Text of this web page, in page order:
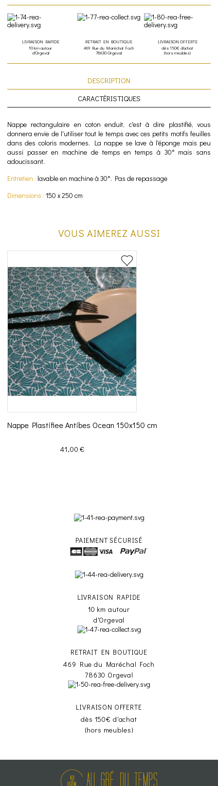
LIVRAISON RAPIDE
10 km autour
d'Orgeval
RETRAIT EN BOUTIQUE
469 Rue du Maréchal Foch
78630 Orgeval
LIVRAISON OFFERTE
dès 150€ d'achat
(hors meubles)
DESCRIPTION
CARACTÉRISTIQUES
Nappe rectangulaire en coton enduit, c'est à dire plastifié, vous
donnera envie de l'utiliser tout le temps avec ces petits motifs feuilles
dans des coloris modernes. La nappe se lave à l'éponge mais peu
aussi passer en machine de temps en temps à 30° mais sans
adoucissant.
Entretien : lavable en machine à 30°. Pas de repassage
Dimensions : 150 x 250 cm
VOUS AIMEREZ AUSSI
Nappe Plastifiee Antibes Ocean 150x150 cm
Prix
41,00 €
PAIEMENT SÉCURISÉ
LIVRAISON RAPIDE
10 km autour
d'Orgeval
RETRAIT EN BOUTIQUE
469 Rue du Maréchal Foch
78630 Orgeval
LIVRAISON OFFERTE
dès 150€ d'achat
(hors meubles)